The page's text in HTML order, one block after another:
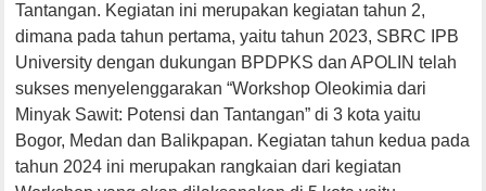
Tantangan. Kegiatan ini merupakan kegiatan tahun 2,
dimana pada tahun pertama, yaitu tahun 2023, SBRC IPB
University dengan dukungan BPDPKS dan APOLIN telah
sukses menyelenggarakan “Workshop Oleokimia dari
Minyak Sawit: Potensi dan Tantangan” di 3 kota yaitu
Bogor, Medan dan Balikpapan. Kegiatan tahun kedua pada
tahun 2024 ini merupakan rangkaian dari kegiatan